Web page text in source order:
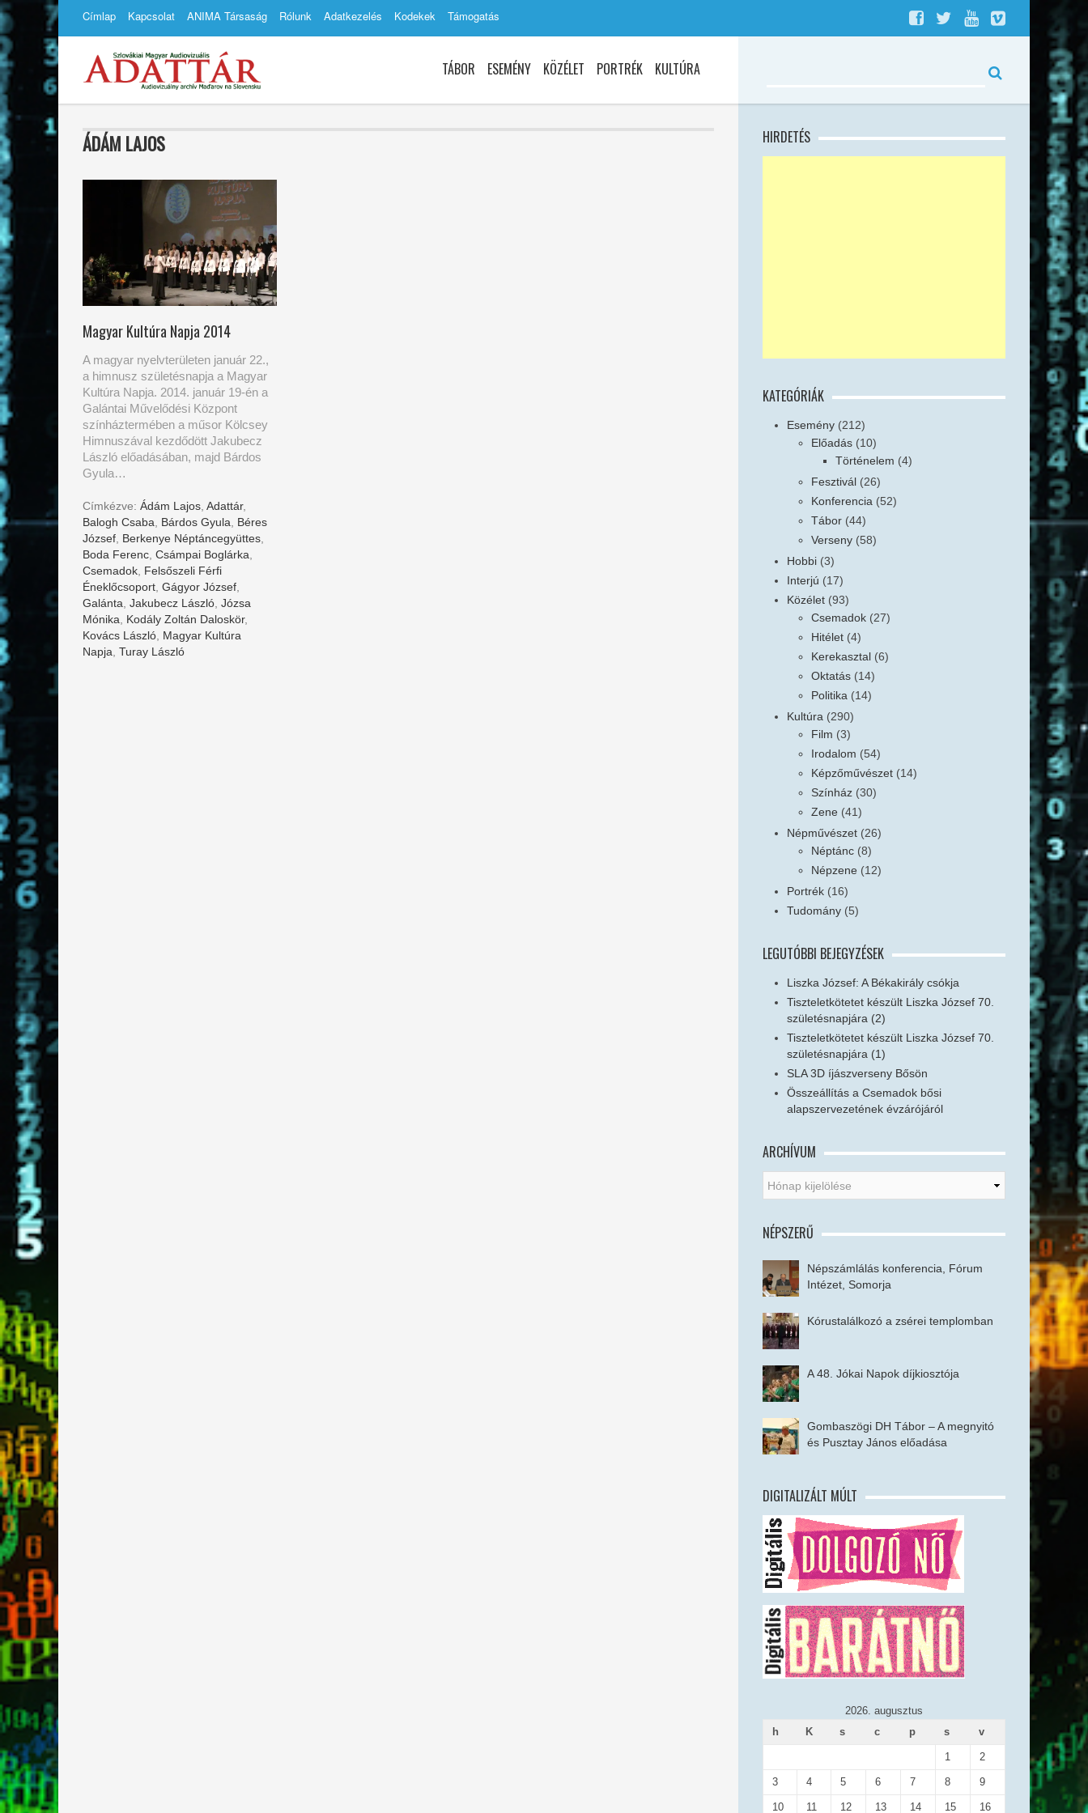
Címlap Kapcsolat ANIMA Társaság Rólunk Adatkezelés Kodekek Támogatás
TÁBOR ESEMÉNY KÖZÉLET PORTRÉK KULTÚRA
ÁDÁM LAJOS
Magyar Kultúra Napja 2014
A magyar nyelvterületen január 22.,
a himnusz születésnapja a Magyar
Kultúra Napja. 2014. január 19-én a
Galántai Művelődési Központ
színháztermében a műsor Kölcsey
Himnuszával kezdődött Jakubecz
László előadásában, majd Bárdos
Gyula…
Címkézve: Ádám Lajos Adattár,
Balogh Csaba
Bárdos Gyula
Béres
József Berkenye Néptáncegyüttes
Boda Ferenc Csámpai Boglárka
Csemadok Felsőszeli Férfi
Éneklőcsoport Gágyor József
Galánta Jakubecz László Józsa
Mónika
Kodály Zoltán Daloskör,
Kovács László Magyar Kultúra
Napja Turay László
HIRDETÉS
KATEGÓRIÁK
Esemény (212)
Előadás (10)
Történelem (4)
Fesztivál (26)
Konferencia (52)
Tábor (44)
Verseny (58)
Hobbi (3)
Interjú (17)
Közélet (93)
Csemadok (27)
Hitélet (4)
Kerekasztal (6)
Oktatás (14)
Politika (14)
Kultúra (290)
Film (3)
Irodalom (54)
Képzőművészet (14)
Színház (30)
Zene (41)
Népművészet (26)
Néptánc (8)
Népzene (12)
Portrék (16)
Tudomány (5)
LEGUTÓBBI BEJEGYZÉSEK
Liszka József: A Békakirály csókja
Tiszteletkötetet készült Liszka József 70.
születésnapjára (2)
Tiszteletkötetet készült Liszka József 70.
születésnapjára (1)
SLA 3D íjászverseny Bősön
Összeállítás a Csemadok bősi
alapszervezetének évzárójáról
ARCHÍVUM
NÉPSZERŰ
Népszámlálás konferencia, Fórum
Intézet, Somorja
Kórustalálkozó a zsérei templomban
A 48. Jókai Napok díjkiosztója
Gombaszögi DH Tábor – A megnyitó
és Pusztay János előadása
DIGITALIZÁLT MÚLT
2026. augusztus
h
K s c p s v
1 2
3 4 5 6 7 8 9
10 11 12 13 14 15 16